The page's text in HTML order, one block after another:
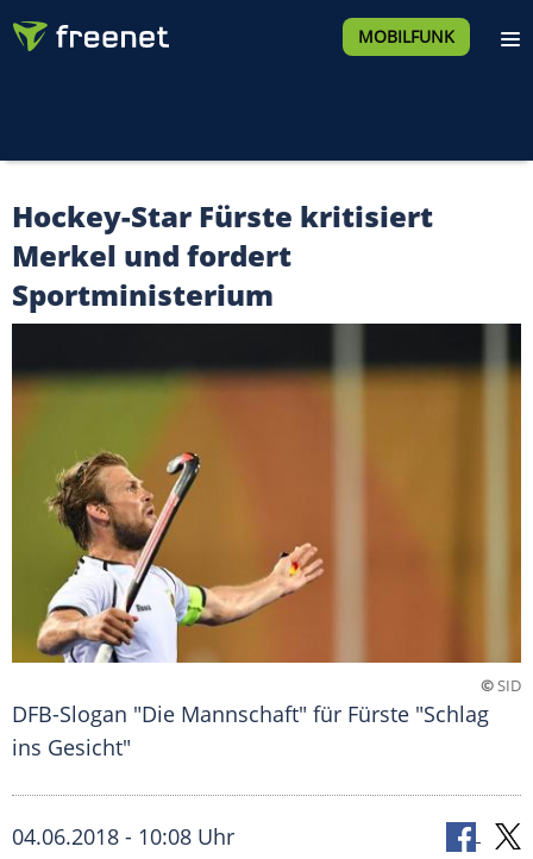
MOBILFUNK
Hockey-Star Fürste kritisiert
Merkel und fordert
Sportministerium
©SID
DFB-Slogan "Die Mannschaft" für Fürste "Schlag
ins Gesicht"
04.06.2018 - 10:08 Uhr